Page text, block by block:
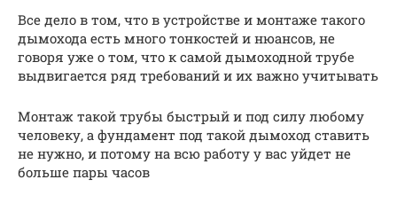
Все дело в том, что в устройстве и монтаже такого
дымохода есть много тонкостей и нюансов, не
говоря уже о том, что к самой дымоходной трубе
выдвигается ряд требований и их важно учитывать
Монтаж такой трубы быстрый и под силу любому
человеку, а фундамент под такой дымоход ставить
не нужно, и потому на всю работу у вас уйдет не
больше пары часов